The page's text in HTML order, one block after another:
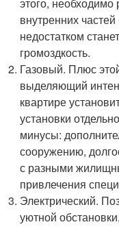
внутренних
недостатком
громоздкость.
Газовый. Плюс
выделяющий
квартире
установки
минусы:
сооружению,
с разными
привлечения
Электрический.
уютной